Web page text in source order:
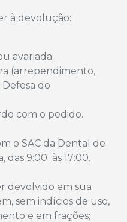
à devolução:
avariada;
(arrependimento,
do
com o pedido.
o SAC da Dental de
das 9:00 às 17:00.
devolvido em sua
sem indícios de uso,
e em frações;